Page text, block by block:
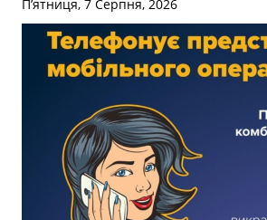
П’ятниця, 7 Серпня, 2026